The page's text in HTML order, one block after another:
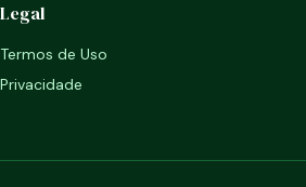
Legal
Termos de Uso
Privacidade